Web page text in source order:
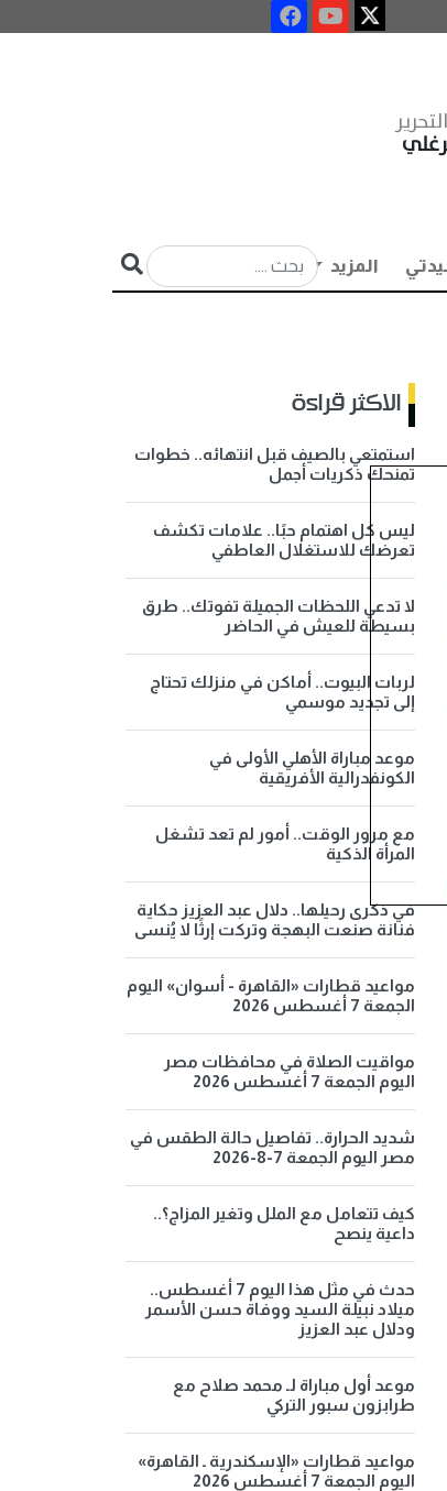
المزيد
الاكثر قراءة
استمتعي بالصيف قبل انتهائه.. خطوات
تمنحك ذكريات أجمل
ليس كل اهتمام حبًا.. علامات تكشف
تعرضك للاستغلال العاطفي
لا تدعي اللحظات الجميلة تفوتك.. طرق
بسيطة للعيش في الحاضر
لربات البيوت.. أماكن في منزلك تحتاج
إلى تجديد موسمي
موعد مباراة الأهلي الأولى في
الكونفدرالية الأفريقية
مع مرور الوقت.. أمور لم تعد تشغل
المرأة الذكية
في ذكرى رحيلها.. دلال عبد العزيز حكاية
فنانة صنعت البهجة وتركت إرثًا لا يُنسى
مواعيد قطارات «القاهرة - أسوان» اليوم
الجمعة 7 أغسطس 2026
مواقيت الصلاة في محافظات مصر
اليوم الجمعة 7 أغسطس 2026
شديد الحرارة.. تفاصيل حالة الطقس في
مصر اليوم الجمعة 7-8-2026
كيف تتعامل مع الملل وتغير المزاج؟..
داعية ينصح
حدث في مثل هذا اليوم 7 أغسطس..
ميلاد نبيلة السيد ووفاة حسن الأسمر
ودلال عبد العزيز
موعد أول مباراة لـ محمد صلاح مع
طرابزون سبور التركي
مواعيد قطارات «الإسكندرية ـ القاهرة»
اليوم الجمعة 7 أغسطس 2026